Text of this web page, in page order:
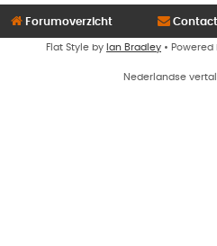
Forumoverzicht Contact
Flat Style by Ian Bradley • Powered
Nederlandse